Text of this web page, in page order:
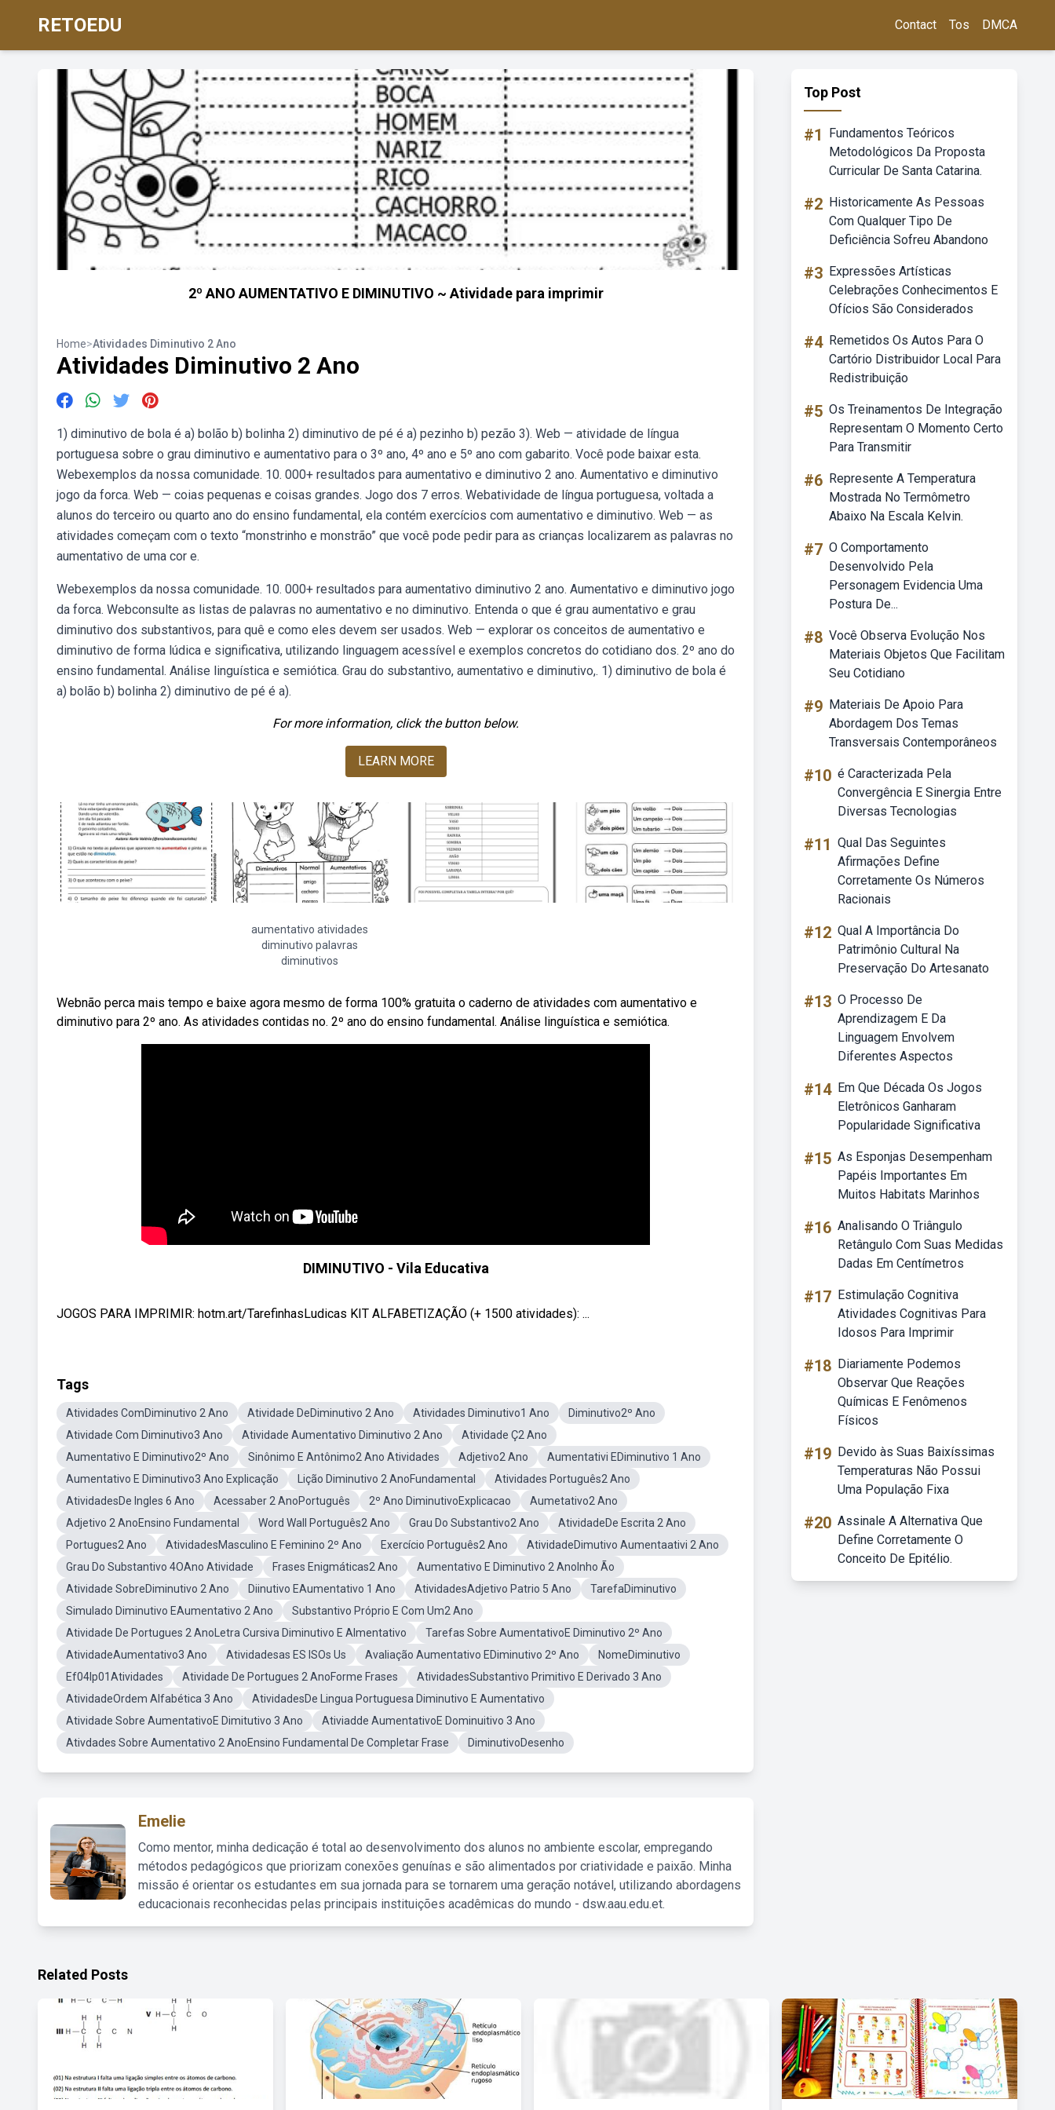
RETOEDU Contact Tos DMCA
2º ANO AUMENTATIVO E DIMINUTIVO ~ Atividade para imprimir
Home>Atividades Diminutivo 2 Ano
Atividades Diminutivo 2 Ano
1) diminutivo de bola é a) bolão b) bolinha 2) diminutivo de pé é a) pezinho b) pezão 3). Web — atividade de língua
portuguesa sobre o grau diminutivo e aumentativo para o 3º ano, 4º ano e 5º ano com gabarito. Você pode baixar esta.
Webexemplos da nossa comunidade. 10. 000+ resultados para aumentativo e diminutivo 2 ano. Aumentativo e diminutivo
jogo da forca. Web — coias pequenas e coisas grandes. Jogo dos 7 erros. Webatividade de língua portuguesa, voltada a
alunos do terceiro ou quarto ano do ensino fundamental, ela contém exercícios com aumentativo e diminutivo. Web — as
atividades começam com o texto “monstrinho e monstrão” que você pode pedir para as crianças localizarem as palavras no
aumentativo de uma cor e.
Webexemplos da nossa comunidade. 10. 000+ resultados para aumentativo diminutivo 2 ano. Aumentativo e diminutivo jogo
da forca. Webconsulte as listas de palavras no aumentativo e no diminutivo. Entenda o que é grau aumentativo e grau
diminutivo dos substantivos, para quê e como eles devem ser usados. Web — explorar os conceitos de aumentativo e
diminutivo de forma lúdica e significativa, utilizando linguagem acessível e exemplos concretos do cotidiano dos. 2º ano do
ensino fundamental. Análise linguística e semiótica. Grau do substantivo, aumentativo e diminutivo,. 1) diminutivo de bola é
a) bolão b) bolinha 2) diminutivo de pé é a).
For more information, click the button below.
LEARN MORE
aumentativo atividades
diminutivo palavras
diminutivos
Webnão perca mais tempo e baixe agora mesmo de forma 100% gratuita o caderno de atividades com aumentativo e
diminutivo para 2º ano. As atividades contidas no. 2º ano do ensino fundamental. Análise linguística e semiótica.
DIMINUTIVO - Vila Educativa
JOGOS PARA IMPRIMIR: hotm.art/TarefinhasLudicas KIT ALFABETIZAÇÃO (+ 1500 atividades): ...
Tags
Atividades ComDiminutivo 2 Ano Atividade DeDiminutivo 2 Ano Atividades Diminutivo1 Ano
Diminutivo2º Ano
Atividade Com Diminutivo3 Ano
Atividade Aumentativo Diminutivo 2 Ano
Atividade Ç2 Ano
Aumentativo E Diminutivo2º Ano
Sinônimo E Antônimo2 Ano Atividades Adjetivo2 Ano
Aumentativi EDiminutivo 1 Ano
Aumentativo E Diminutivo3 Ano Explicação
Lição Diminutivo 2 AnoFundamental
Atividades Português2 Ano
AtividadesDe Ingles 6 Ano
Acessaber 2 AnoPortuguês 2º Ano DiminutivoExplicacao
Aumetativo2 Ano
Adjetivo 2 AnoEnsino Fundamental
Word Wall Português2 Ano Grau Do Substantivo2 Ano
AtividadeDe Escrita 2 Ano
Portugues2 Ano
AtividadesMasculino E Feminino 2º Ano Exercício Português2 Ano
AtividadeDimutivo Aumentaativi 2 Ano
Grau Do Substantivo 4OAno Atividade
Frases Enigmáticas2 Ano
Aumentativo E Diminutivo 2 AnoInho Ão
Atividade SobreDiminutivo 2 Ano
Diinutivo EAumentativo 1 Ano AtividadesAdjetivo Patrio 5 Ano
TarefaDiminutivo
Simulado Diminutivo EAumentativo 2 Ano
Substantivo Próprio E Com Um2 Ano
Atividade De Portugues 2 AnoLetra Cursiva Diminutivo E Almentativo
Tarefas Sobre AumentativoE Diminutivo 2º Ano
AtividadeAumentativo3 Ano
Atividadesas ES ISOs Us Avaliação Aumentativo EDiminutivo 2º Ano
NomeDiminutivo
Ef04lp01Atividades
Atividade De Portugues 2 AnoForme Frases
AtividadesSubstantivo Primitivo E Derivado 3 Ano
AtividadeOrdem Alfabética 3 Ano
AtividadesDe Lingua Portuguesa Diminutivo E Aumentativo
Atividade Sobre AumentativoE Dimitutivo 3 Ano
Ativiadde AumentativoE Dominuitivo 3 Ano
Ativdades Sobre Aumentativo 2 AnoEnsino Fundamental De Completar Frase
DiminutivoDesenho
Emelie
Como mentor, minha dedicação é total ao desenvolvimento dos alunos no ambiente escolar, empregando
métodos pedagógicos que priorizam conexões genuínas e são alimentados por criatividade e paixão. Minha
missão é orientar os estudantes em sua jornada para se tornarem uma geração notável, utilizando abordagens
educacionais reconhecidas pelas principais instituições acadêmicas do mundo - dsw.aau.edu.et.
Top Post
#1
Fundamentos Teóricos
Metodológicos Da Proposta
Curricular De Santa Catarina.
#2 Historicamente As Pessoas
Com Qualquer Tipo De
Deficiência Sofreu Abandono
#3 Expressões Artísticas
Celebrações Conhecimentos E
Ofícios São Considerados
#4 Remetidos Os Autos Para O
Cartório Distribuidor Local Para
Redistribuição
#5 Os Treinamentos De Integração
Representam O Momento Certo
Para Transmitir
#6 Represente A Temperatura
Mostrada No Termômetro
Abaixo Na Escala Kelvin.
#7 O Comportamento
Desenvolvido Pela
Personagem Evidencia Uma
Postura De...
#8 Você Observa Evolução Nos
Materiais Objetos Que Facilitam
Seu Cotidiano
#9 Materiais De Apoio Para
Abordagem Dos Temas
Transversais Contemporâneos
#10 é Caracterizada Pela
Convergência E Sinergia Entre
Diversas Tecnologias
#11 Qual Das Seguintes
Afirmações Define
Corretamente Os Números
Racionais
#12 Qual A Importância Do
Patrimônio Cultural Na
Preservação Do Artesanato
#13 O Processo De
Aprendizagem E Da
Linguagem Envolvem
Diferentes Aspectos
#14 Em Que Década Os Jogos
Eletrônicos Ganharam
Popularidade Significativa
#15 As Esponjas Desempenham
Papéis Importantes Em
Muitos Habitats Marinhos
#16 Analisando O Triângulo
Retângulo Com Suas Medidas
Dadas Em Centímetros
#17 Estimulação Cognitiva
Atividades Cognitivas Para
Idosos Para Imprimir
#18 Diariamente Podemos
Observar Que Reações
Químicas E Fenômenos
Físicos
#19 Devido às Suas Baixíssimas
Temperaturas Não Possui
Uma População Fixa
#20 Assinale A Alternativa Que
Define Corretamente O
Conceito De Epitélio.
Related Posts